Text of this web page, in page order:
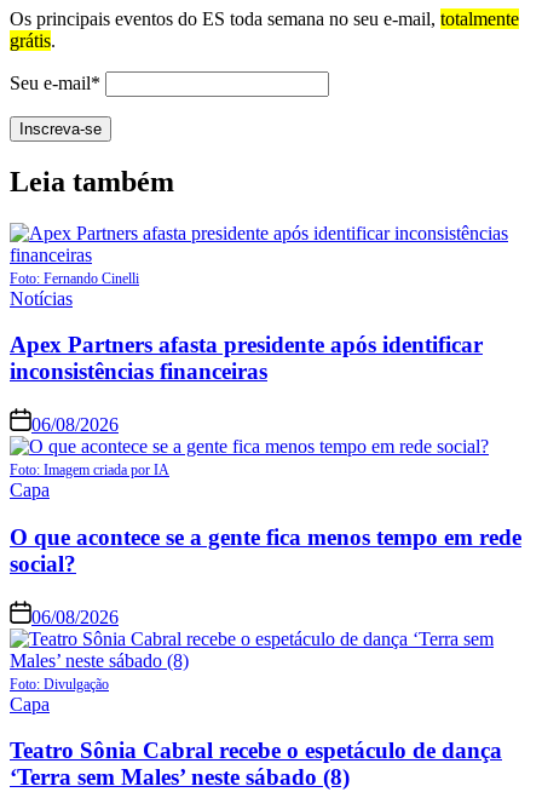
Os principais eventos do ES toda semana no seu e-mail, totalmente
grátis.
Seu e-mail*
Leia também
Foto: Fernando Cinelli
Notícias
Apex Partners afasta presidente após identificar
inconsistências financeiras
06/08/2026
Foto: Imagem criada por IA
Capa
O que acontece se a gente fica menos tempo em rede
social?
06/08/2026
Foto: Divulgação
Capa
Teatro Sônia Cabral recebe o espetáculo de dança
‘Terra sem Males’ neste sábado (8)